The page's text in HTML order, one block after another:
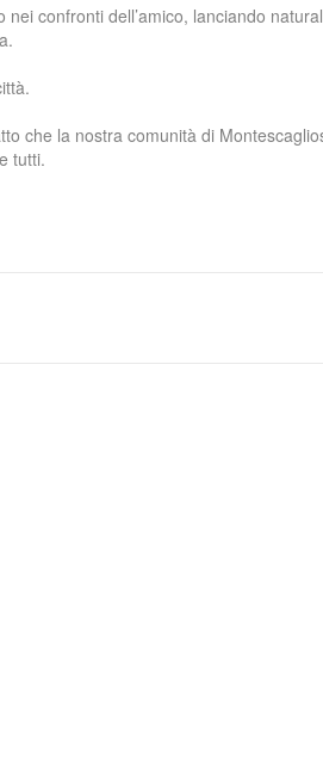
confronti dell’amico, lanciando
che la nostra comunità di
tutti.